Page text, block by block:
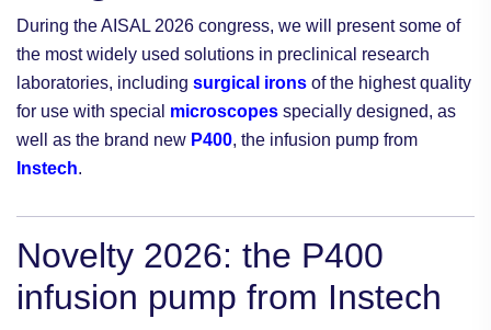
During the AISAL 2026 congress, we will present some of
the most widely used solutions in preclinical research
laboratories, including surgical irons of the highest quality
for use with special microscopes specially designed, as
well as the brand new P400, the infusion pump from
Instech.
Novelty 2026: the P400
infusion pump from Instech